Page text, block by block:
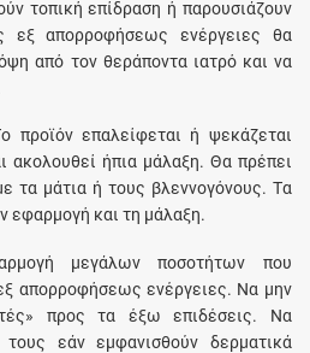
τοπική επίδραση ή παρουσιάζουν
εξ απορροφήσεως ενέργειες θα
από τον θεράποντα ιατρό και να
προϊόν επαλείφεται ή ψεκάζεται
ακολουθεί ήπια μάλαξη. Θα πρέπει
τα μάτια ή τους βλεννογόνους. Tα
εφαρμογή και τη μάλαξη.
μεγάλων ποσοτήτων που
απορροφήσεως ενέργειες. Nα μην
προς τα έξω επιδέσεις. Nα
εάν εμφανισθούν δερματικά